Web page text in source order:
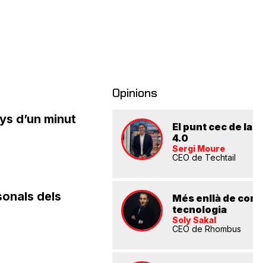
d’un minut
dels
Opinions
El punt cec de
4.0
Sergi Moure
CEO de Techtail
Més enllà de
tecnologia
Soly Sakal
CEO de Rhombus